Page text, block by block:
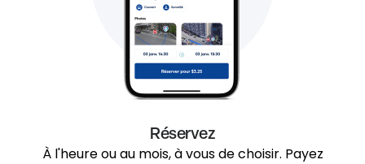
Réservez
À l'heure ou au mois, à vous de choisir. Payez